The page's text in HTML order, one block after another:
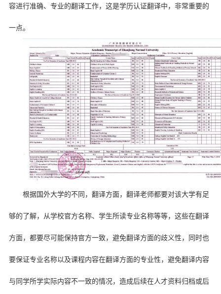
容进行准确、专业的翻译工作，这是学历认证翻译中，非常重要的
一点。
根据国外大学的不同，翻译方面，翻译老师都要对该大学有足
够的了解，从学校官方名称、学生所读专业名称等等，这些在翻译
方面，都要尽可能保持官方一致，避免翻译方面的歧义性，同时也
要保证专业名称以及课程内容在翻译方面的专业性，避免翻译内容
与同学所学实际内容不一致的情况，造成后续在人才资料归档或后